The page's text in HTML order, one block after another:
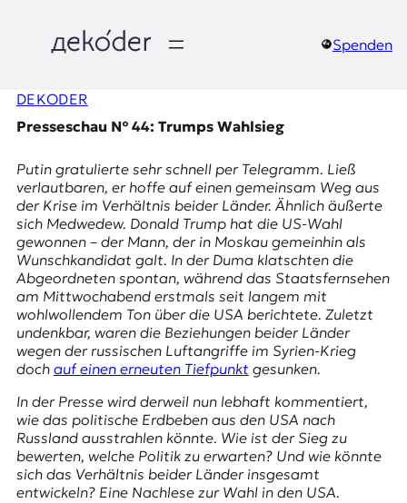
springen
e
k
o
d
e
r
|
D
E
K
O
Spenden
DEKODER
Presseschau № 44: Trumps Wahlsieg
Putin gratulierte sehr schnell per Telegramm. Ließ
verlautbaren, er hoffe auf einen gemeinsam Weg aus
der Krise im Verhältnis beider Länder. Ähnlich äußerte
sich Medwedew. Donald Trump hat die US-Wahl
gewonnen – der Mann, der in Moskau gemeinhin als
Wunschkandidat galt. In der Duma klatschten die
Abgeordneten spontan, während das Staatsfernsehen
am Mittwochabend erstmals seit langem mit
wohlwollendem Ton über die USA berichtete. Zuletzt
undenkbar, waren die Beziehungen beider Länder
wegen der russischen Luftangriffe im Syrien-Krieg
doch auf einen erneuten Tiefpunkt gesunken.
In der Presse wird derweil nun lebhaft kommentiert,
wie das politische Erdbeben aus den USA nach
Russland ausstrahlen könnte. Wie ist der Sieg zu
bewerten, welche Politik zu erwarten? Und wie könnte
sich das Verhältnis beider Länder insgesamt
entwickeln? Eine Nachlese zur Wahl in den USA.